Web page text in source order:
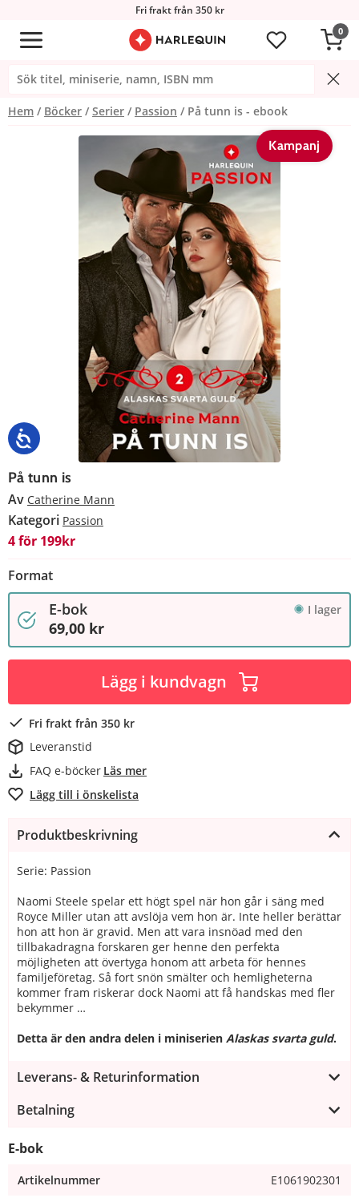
Fri frakt från 350 kr
0
Hem Böcker Serier Passion På tunn is - ebook
Kampanj
På tunn is
Av Catherine Mann
Kategori Passion
4 för 199kr
Format
E-bok I lager
69,00 kr
Lägg i kundvagn
Fri frakt från 350 kr
Leveranstid
FAQ e-böcker Läs mer
Lägg till i önskelista
Produktbeskrivning
Serie: Passion
Naomi Steele spelar ett högt spel när hon går i säng med
Royce Miller utan att avslöja vem hon är. Inte heller berättar
hon att hon är gravid. Men att vara insnöad med den
tillbakadragna forskaren ger henne den perfekta
möjligheten att övertyga honom att arbeta för hennes
familjeföretag. Så fort snön smälter och hemligheterna
kommer fram riskerar dock Naomi att få handskas med fler
bekymmer …
Detta är den andra delen i miniserien Alaskas svarta guld.
Leverans- & Returinformation
Betalning
E-bok
Artikelnummer E1061902301